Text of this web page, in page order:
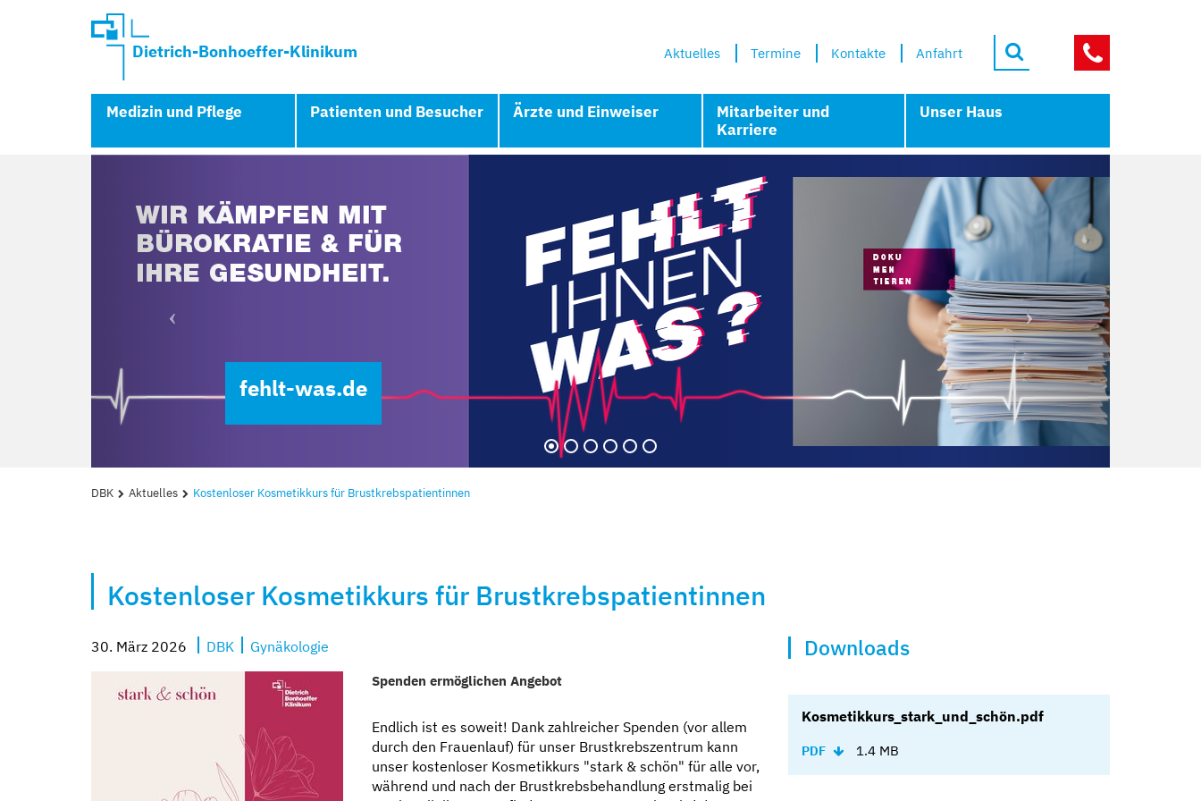
Dietrich-Bonhoeffer-Klinikum Aktuelles Termine Kontakte Anfahrt
Medizin und Pflege Patienten und Besucher Ärzte und Einweiser
Mitarbeiter und
Karriere
Unser Haus
fehlt-was.de
Kompetent und zugewandt
Mit besten Aussichten
Sicher und geborgen
Erzähl sie uns auf
DBK Aktuelles Kostenloser Kosmetikkurs für Brustkrebspatientinnen
Kostenloser Kosmetikkurs für Brustkrebspatientinnen
30. März 2026 DBK Gynäkologie
Spenden ermöglichen Angebot
Endlich ist es soweit! Dank zahlreicher Spenden (vor allem
durch den Frauenlauf) für unser Brustkrebszentrum kann
unser kostenloser Kosmetikkurs "stark & schön" für alle vor,
während und nach der Brustkrebsbehandlung erstmalig bei
Downloads
Kosmetikkurs_stark_und_schön.pdf
PDF 1.4 MB